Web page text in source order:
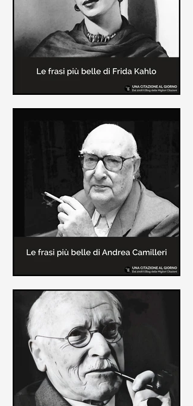
messaggio più significativo: le cose
più importanti della vita (...)
In questa pagina sono raccolte le
frasi più belle di Frida Kahlo
sull'amore e sulla vita.
Le frasi più belle di Andrea
Camilleri
In questa sezione sono raccolte le
frasi più belle di Andrea Camilleri, il
creatore dei libri sulle vicende del
Commissario Montalbano